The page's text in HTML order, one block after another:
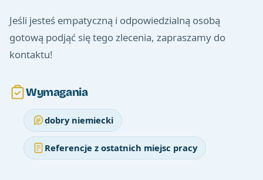
Jeśli jesteś empatyczną i odpowiedzialną osobą
gotową podjąć się tego zlecenia, zapraszamy do
kontaktu!
Wymagania
dobry niemiecki
Referencje z ostatnich miejsc pracy